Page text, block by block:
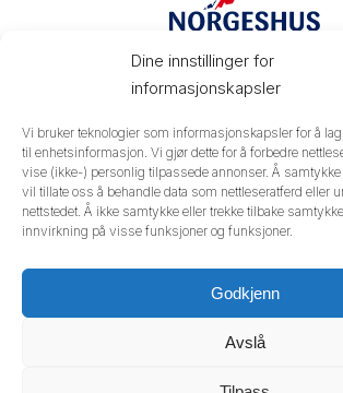
Dine innstillinger for
informasjonskapsler
Vi bruker teknologier som informasjonskapsler for å
til enhetsinformasjon. Vi gjør dette for å forbedre
vise (ikke-) personlig tilpassede annonser. Å
vil tillate oss å behandle data som nettleseratferd eller
nettstedet. Å ikke samtykke eller trekke tilbake
innvirkning på visse funksjoner og funksjoner.
Godkjenn
Avslå
PROSJEKT Håmyra
416 91 281
Prosjektet vert bygt ut av Norgeshus
samarbeidar med godt kvalifiserte
prestisje i godt handverk. Illustrasjonar